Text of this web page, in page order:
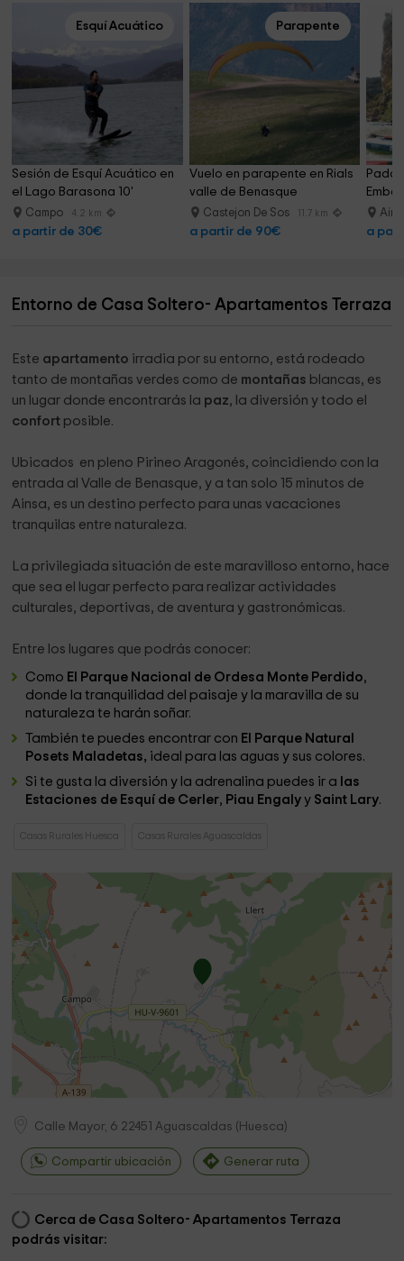
El apartamento esta situado en una bonita casa de piedra
restaurada y que cuenta con todas las comodidades!
Tranquilidad, naturaleza y desconexión. Visitanos!
Esquí Acuático
Sesión de Esquí Acuático en
el Lago Barasona 10'
Campo 4.2 km
a partir de 30€
Parapente
Vuelo en parapente en Rials
valle de Benasque
Castejon De Sos 11.7 km
a partir de 90€ a
Entorno de Casa Soltero- Apartamentos Terraza
Este apartamento irradia por su entorno, está rodeado
tanto de montañas verdes como de montañas blancas, es
un lugar donde encontrarás la paz, la diversión y todo el
confort posible.
Ubicados en pleno Pirineo Aragonés, coincidiendo con la
entrada al Valle de Benasque, y a tan solo 15 minutos de
Ainsa, es un destino perfecto para unas vacaciones
tranquilas entre naturaleza.
La privilegiada situación de este maravilloso entorno, hace
que sea el lugar perfecto para realizar actividades
culturales, deportivas, de aventura y gastronómicas.
Entre los lugares que podrás conocer:
Como El Parque Nacional de Ordesa Monte Perdido,
donde la tranquilidad del paisaje y la maravilla de su
naturaleza te harán soñar.
También te puedes encontrar con El Parque Natural
Posets Maladetas, ideal para las aguas y sus colores.
Si te gusta la diversión y la adrenalina puedes ir a las
Estaciones de Esquí de Cerler, Piau Engaly y Saint Lary.
Casas Rurales Huesca Casas Rurales Aguascaldas
Calle Mayor, 6 22451 Aguascaldas ( Huesca)
Compartir ubicación Generar ruta
Cerca de Casa Soltero- Apartamentos Terraza
podrás visitar: